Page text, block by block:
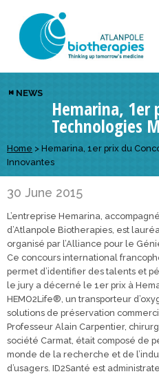
Retour
Atlanpole Biotherapies
About us
Approaches to excellence
Board of Directors
Funding
Retour
Our network
Members
European network
Retour
News & Events
Events
Retour
Services
Diversify your network
Broaden your horizons
Develop your innovation projects
Enhance your public profile
NEWS
Hemarina, 1er
Technologies
Home > Hemarina, 1er prix du
Innovantes
30 June 2015
L’entreprise Hemarina,
d’Atlanpole Biotherapies, est
organisé par l’Alliance pour le
Ce concours international
permet d’identifier des talents et
le jury a décerné le 1er prix à
HEMO2Life®, un transporteur
solutions de préservation
Professeur Alain Carpentier,
société Carmat, était composé de
monde de la recherche et de
d’usagers. ID2Santé est